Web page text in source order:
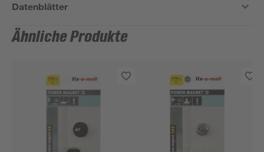
Datenblätter
Ähnliche Produkte